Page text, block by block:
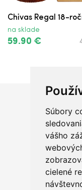
Súbory
vášho
cielené
Chivas Regal 18-
na sklade
59.90 €
Chceš